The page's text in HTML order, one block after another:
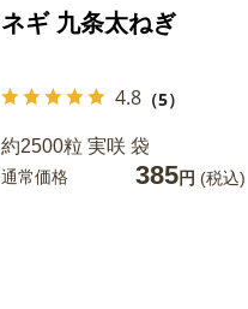
ネギ 九条太ねぎ
4.8 （5）
約2500粒 実咲 袋
通常価格 385円 (税込)